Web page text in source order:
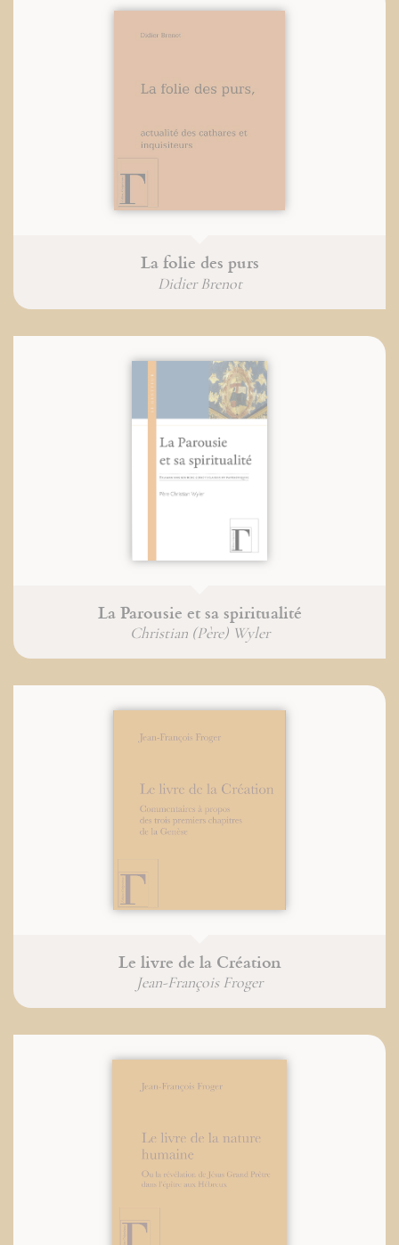
La folie des purs
Didier Brenot
La Parousie et sa spiritualité
Christian (Père) Wyler
Le livre de la Création
Jean-François Froger